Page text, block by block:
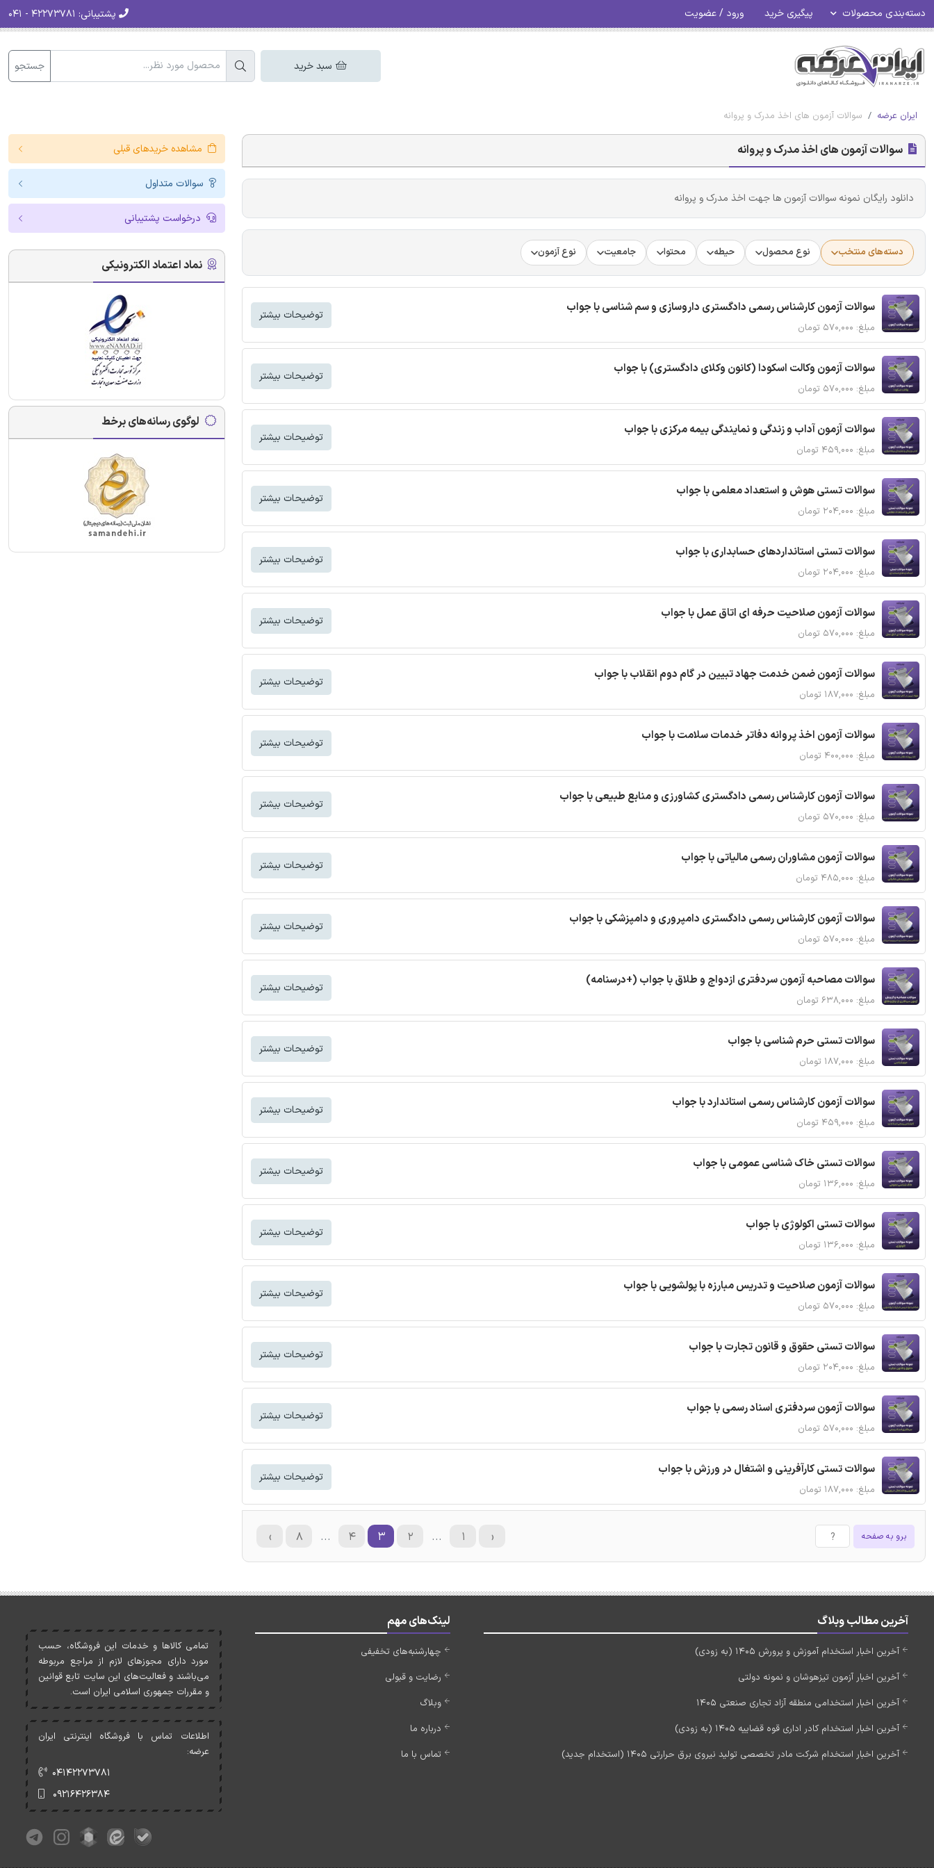
دسته‌بندی محصولات پیگیری خرید ورود / عضویت پشتیبانی:
سبد خرید جستجو
ایران عرضه سوالات آزمون های اخذ مدرک و پروانه
سوالات آزمون های اخذ مدرک و پروانه
دانلود رایگان نمونه سوالات آزمون ها جهت اخذ مدرک و پروانه
دسته‌های منتخب نوع محصول حیطه محتوا جامعیت نوع آزمون
سوالات آزمون کارشناس رسمی دادگستری داروسازی و سم شناسی با جواب
مبلغ: ۵۷۰,۰۰۰ تومان
توضیحات بیشتر
سوالات آزمون وکالت اسکودا (کانون وکلای دادگستری) با جواب
مبلغ: ۵۷۰,۰۰۰ تومان
توضیحات بیشتر
سوالات آزمون آداب و زندگی و نمایندگی بیمه مرکزی با جواب
مبلغ: ۴۵۹,۰۰۰ تومان
توضیحات بیشتر
سوالات تستی هوش و استعداد معلمی با جواب
مبلغ: ۲۰۴,۰۰۰ تومان
توضیحات بیشتر
سوالات تستی استانداردهای حسابداری با جواب
مبلغ: ۲۰۴,۰۰۰ تومان
توضیحات بیشتر
سوالات آزمون صلاحیت حرفه ای اتاق عمل با جواب
مبلغ: ۵۷۰,۰۰۰ تومان
توضیحات بیشتر
سوالات آزمون ضمن خدمت جهاد تبیین در گام دوم انقلاب با جواب
مبلغ: ۱۸۷,۰۰۰ تومان
توضیحات بیشتر
سوالات آزمون اخذ پروانه دفاتر خدمات سلامت با جواب
مبلغ: ۴۰۰,۰۰۰ تومان
توضیحات بیشتر
سوالات آزمون کارشناس رسمی دادگستری کشاورزی و منابع طبیعی با جواب
مبلغ: ۵۷۰,۰۰۰ تومان
توضیحات بیشتر
سوالات آزمون مشاوران رسمی مالیاتی با جواب
مبلغ: ۴۸۵,۰۰۰ تومان
توضیحات بیشتر
سوالات آزمون کارشناس رسمی دادگستری دامپروری و دامپزشکی با جواب
مبلغ: ۵۷۰,۰۰۰ تومان
توضیحات بیشتر
سوالات مصاحبه آزمون سردفتری ازدواج و طلاق با جواب (+درسنامه)
مبلغ: ۶۳۸,۰۰۰ تومان
توضیحات بیشتر
سوالات تستی حرم شناسی با جواب
مبلغ: ۱۸۷,۰۰۰ تومان
توضیحات بیشتر
سوالات آزمون کارشناس رسمی استاندارد با جواب
مبلغ: ۴۵۹,۰۰۰ تومان
توضیحات بیشتر
سوالات تستی خاک شناسی عمومی با جواب
مبلغ: ۱۳۶,۰۰۰ تومان
توضیحات بیشتر
سوالات تستی اکولوژی با جواب
مبلغ: ۱۳۶,۰۰۰ تومان
توضیحات بیشتر
سوالات آزمون صلاحیت و تدریس مبارزه با پولشویی با جواب
مبلغ: ۵۷۰,۰۰۰ تومان
توضیحات بیشتر
سوالات تستی حقوق و قانون تجارت با جواب
مبلغ: ۲۰۴,۰۰۰ تومان
توضیحات بیشتر
سوالات آزمون سردفتری اسناد رسمی با جواب
مبلغ: ۵۷۰,۰۰۰ تومان
توضیحات بیشتر
سوالات تستی کارآفرینی و اشتغال در ورزش با جواب
مبلغ: ۱۸۷,۰۰۰ تومان
توضیحات بیشتر
برو به صفحه ‹ ۱ ... ۲ ۳ ۴ ... ۸ ›
مشاهده خریدهای قبلی
سوالات متداول
درخواست پشتیبانی
نماد اعتماد الکترونیکی
لوگوی رسانه‌های برخط
آخرین مطالب وبلاگ
آخرین اخبار استخدام آموزش و پرورش 1405 (به زودی)
آخرین اخبار آزمون تیزهوشان و نمونه دولتی
آخرین اخبار استخدامی منطقه آزاد تجاری صنعتی 1405
آخرین اخبار استخدام کادر اداری قوه قضاییه 1405 (به زودی)
آخرین اخبار استخدام شرکت مادر تخصصی تولید نیروی برق حرارتی 1405 (استخدام جدید)
لینک‌های مهم
چهارشنبه‌های تخفیفی
رضایت و قبولی
وبلاگ
درباره ما
تماس با ما
تمامی کالاها و خدمات اين فروشگاه، حسب
مورد دارای مجوزهای لازم از مراجع مربوطه
می‌باشند و فعاليت‌های اين سايت تابع قوانين
و مقررات جمهوری اسلامی ايران است.
اطلاعات تماس با فروشگاه اینترنتی ایران
عرضه:
۰۴۱۴۲۲۷۳۷۸۱
۰۹۲۱۶۴۲۶۳۸۴